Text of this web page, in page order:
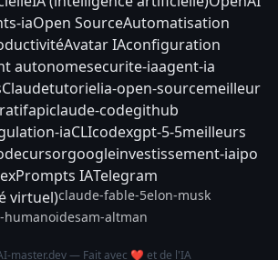
iaOpen SourceAutomatisation
Avatar IAconfiguration
autonomesecurite-iaagent-ia
Claudetutorielia-open-sourcemeilleur
apiclaude-codegithub
iaCLIcodexgpt-5-5meilleurs
cursorgoogleinvestissement-iaipo
Prompts IATelegram
virtuel)claude-fable-5elon-musk
humanoidesam-altman
master.dev — Fait avec ❤️ et de l'IA